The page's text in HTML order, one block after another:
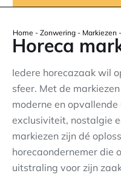
Home - Zonwering- Markiezen-
Horeca
Iedere horecazaak wil
sfeer. Met de
moderne en
exclusiviteit, nostalgie
markiezen zijn dé
horecaondernemer die
uitstraling voor zijn